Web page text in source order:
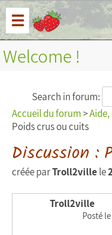
☰
Welcome !
Search in forum:
Accueil du forum>
Poids crus ou cuits
Discussion :
créée parTroll2ville le
Troll2ville
Posté